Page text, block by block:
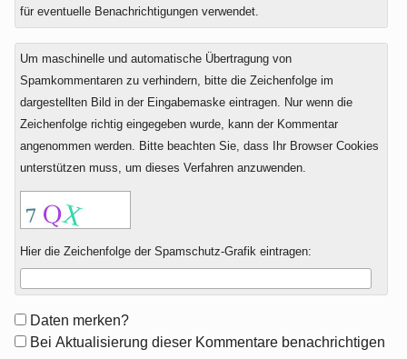
für eventuelle Benachrichtigungen verwendet.
Um maschinelle und automatische Übertragung von
Spamkommentaren zu verhindern, bitte die Zeichenfolge im
dargestellten Bild in der Eingabemaske eintragen. Nur wenn die
Zeichenfolge richtig eingegeben wurde, kann der Kommentar
angenommen werden. Bitte beachten Sie, dass Ihr Browser Cookies
unterstützen muss, um dieses Verfahren anzuwenden.
Hier die Zeichenfolge der Spamschutz-Grafik eintragen:
Formular-
Optionen
Daten merken?
Bei Aktualisierung dieser Kommentare benachrichtigen